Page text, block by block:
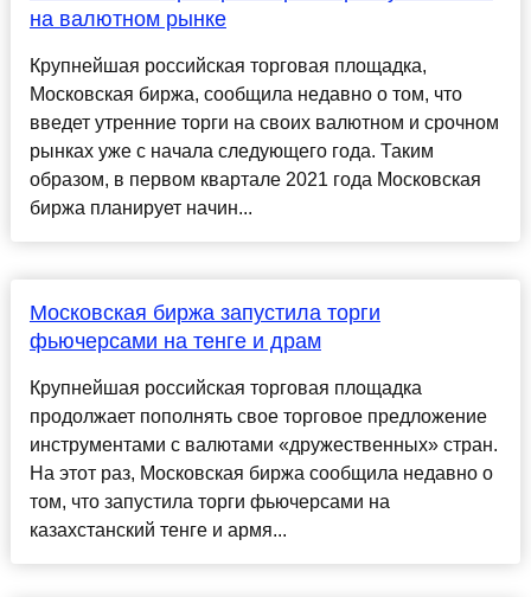
на валютном рынке
Крупнейшая российская торговая площадка,
Московская биржа, сообщила недавно о том, что
введет утренние торги на своих валютном и срочном
рынках уже с начала следующего года. Таким
образом, в первом квартале 2021 года Московская
биржа планирует начин...
Московская биржа запустила торги
фьючерсами на тенге и драм
Крупнейшая российская торговая площадка
продолжает пополнять свое торговое предложение
инструментами с валютами «дружественных» стран.
На этот раз, Московская биржа сообщила недавно о
том, что запустила торги фьючерсами на
казахстанский тенге и армя...